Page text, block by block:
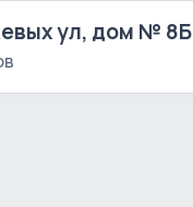
ул, дом № 8Б